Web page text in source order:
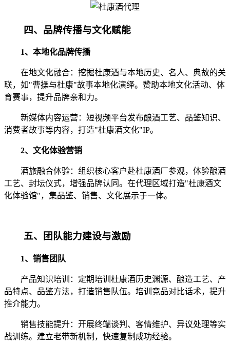
四、品牌传播与文化赋能
1、本地化品牌传播
在地文化融合：挖掘杜康酒与本地历史、名人、典故的关
联，如"曹操与杜康"故事本地化演绎。赞助本地文化活动、体
育赛事，提升品牌亲和力。
新媒体内容运营：短视频平台发布酿酒工艺、品鉴知识、
消费者故事等内容，打造"杜康酒文化"IP。
2、文化体验营销
酒旅融合体验：组织核心客户赴杜康酒厂参观，体验酿酒
工艺、封坛仪式，增强品牌认同。在代理区域打造"杜康酒文
化体验馆"，集品鉴、销售、文化展示于一体。
五、团队能力建设与激励
1、销售团队
产品知识培训：定期培训杜康酒历史渊源、酿造工艺、产
品特点、品鉴方法，打造销售队伍。培训竞品对比话术，提升
推介能力。
销售技能提升：开展终端谈判、客情维护、异议处理等实
战训练。建立老带新机制，快速复制成功经验。